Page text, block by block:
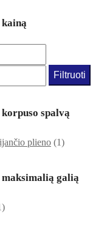
Filtruoti
spalvą
plieno (1)
galią